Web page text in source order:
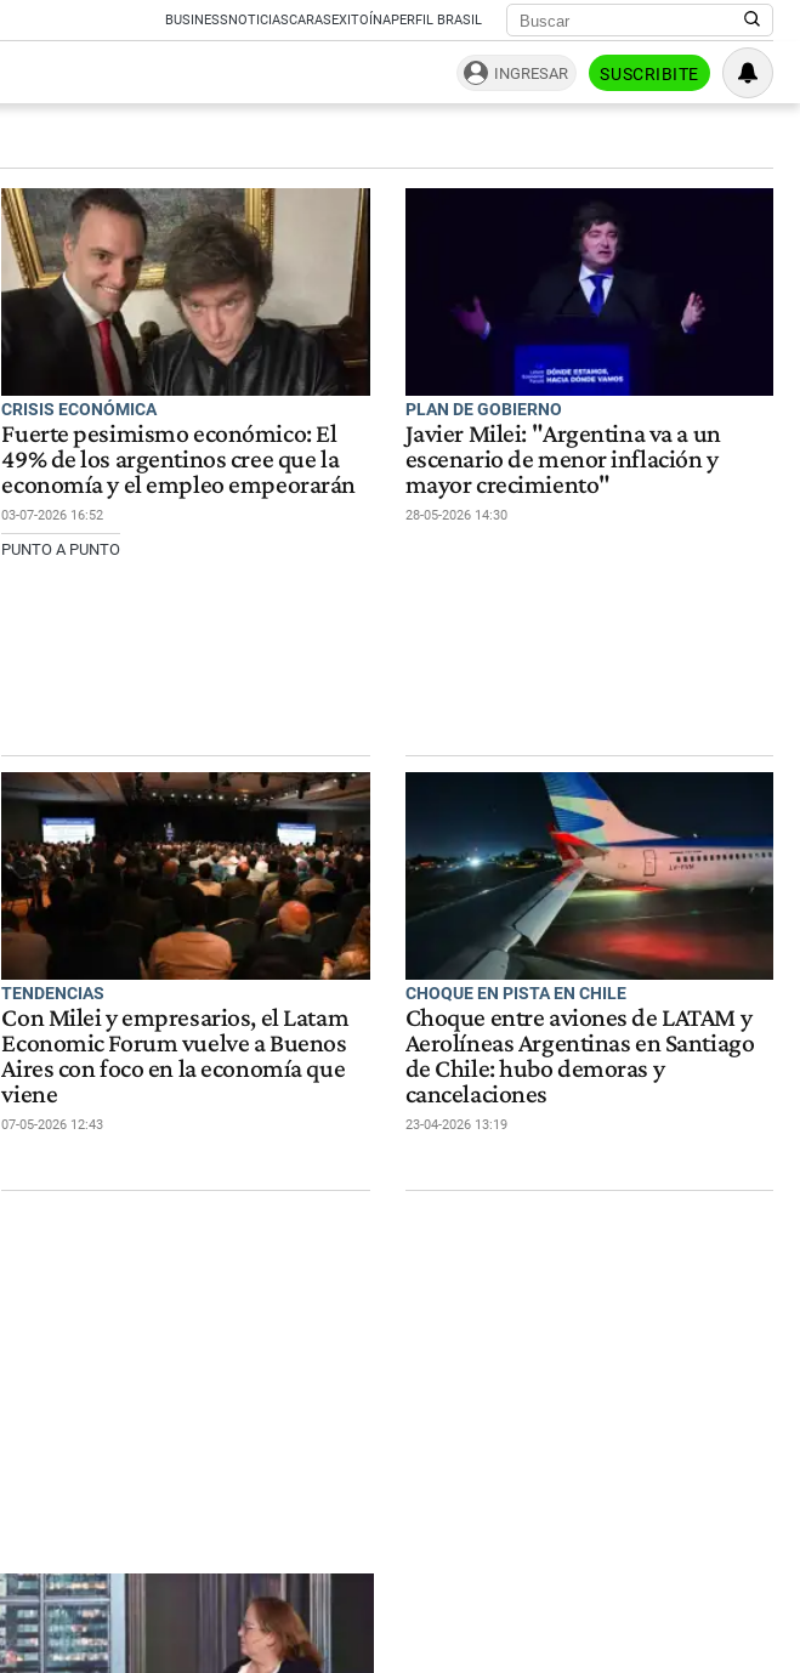
BUSINESSNOTICIASCARASEXITOÍNAPERFIL BRASIL
INGRESAR SUSCRIBITE
CRISIS ECONÓMICA
Fuerte pesimismo económico: El
49% de los argentinos cree que la
economía y el empleo empeorarán
03-07-2026 16:52
PUNTO A PUNTO
PLAN DE GOBIERNO
Javier Milei: "Argentina va a un
escenario de menor inflación y
mayor crecimiento"
28-05-2026 14:30
TENDENCIAS
Con Milei y empresarios, el Latam
Economic Forum vuelve a Buenos
Aires con foco en la economía que
viene
07-05-2026 12:43
CHOQUE EN PISTA EN CHILE
Choque entre aviones de LATAM y
Aerolíneas Argentinas en Santiago
de Chile: hubo demoras y
cancelaciones
23-04-2026 13:19